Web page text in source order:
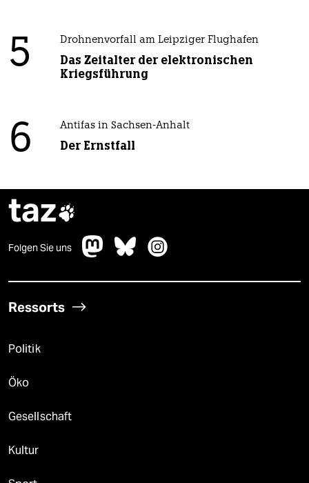
5 Drohnenvorfall am Leipziger Flughafen
Das Zeitalter der elektronischen
Kriegsführung
6 Antifas in Sachsen-Anhalt
Der Ernstfall
taz
Folgen Sie uns
Ressorts
Politik
Öko
Gesellschaft
Kultur